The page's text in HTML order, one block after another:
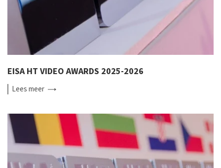
EISA HT VIDEO AWARDS 2025-2026
Leesmeer